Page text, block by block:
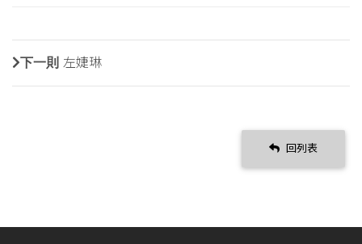
下一則 左婕琳
回列表